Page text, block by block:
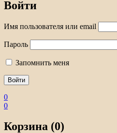
Войти
Имя пользователя или email
Пароль
Запомнить меня
0
0
Корзина (0)